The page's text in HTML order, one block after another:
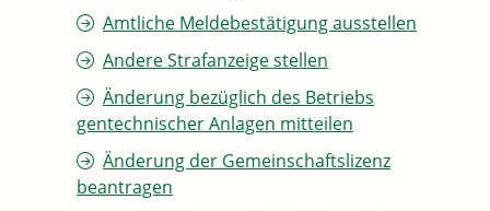
Amtliche Meldebestätigung ausstellen
Andere Strafanzeige stellen
Änderung bezüglich des Betriebs
gentechnischer Anlagen mitteilen
Änderung der Gemeinschaftslizenz
beantragen